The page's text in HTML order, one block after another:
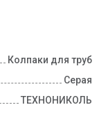
Колпаки для труб
Серая
ТЕХНОНИКОЛЬ